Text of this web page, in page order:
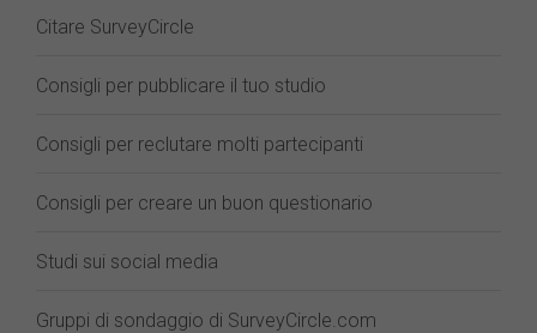
Citare SurveyCircle
Consigli per pubblicare il tuo studio
Consigli per reclutare molti partecipanti
Consigli per creare un buon questionario
Studi sui social media
Gruppi di sondaggio di SurveyCircle.com